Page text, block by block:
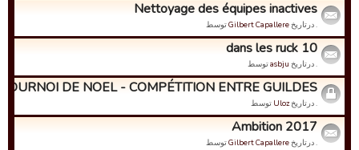
Nettoyage des équipes inactives
. درتاریخGilbert Capallereتوسط
10 dans les ruck
. درتاریخ asbjuتوسط
TOURNOI DE NOEL - COMPÉTITION ENTRE GUILDES
. درتاریخUloz توسط
Ambition 2017
. درتاریخGilbert Capallereتوسط